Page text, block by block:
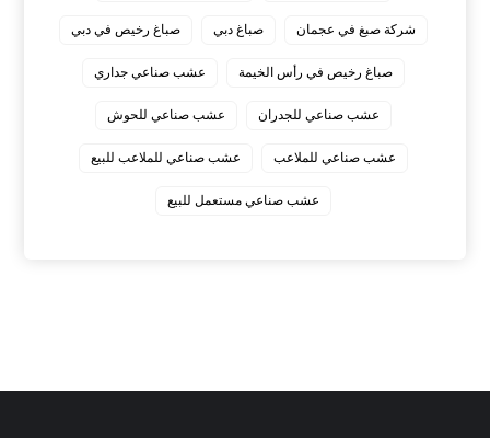
شركة صبغ في عجمان صباغ دبي صباغ رخيص في دبي
صباغ رخيص في رأس الخيمة عشب صناعي جداري
عشب صناعي للجدران عشب صناعي للحوش
عشب صناعي للملاعب عشب صناعي للملاعب للبيع
عشب صناعي مستعمل للبيع